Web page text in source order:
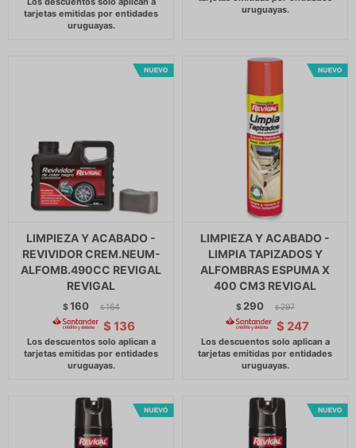
LIMPIEZA Y ACABADO -
REVIVIDOR CREM.NEUM-
ALFOMB.490CC REVIGAL
REVIGAL
$160 $ 164
$ 136
LIMPIEZA Y ACABADO -
LIMPIA TAPIZADOS Y
ALFOMBRAS ESPUMA X
400 CM3 REVIGAL
$ 290 $ 297
$ 247